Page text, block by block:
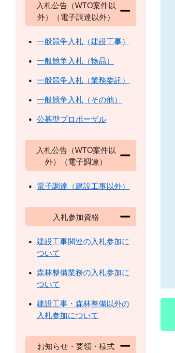
入札公告（WTO案件以
外）（電子調達以外）
一般競争入札（建設工事）
一般競争入札（物品）
一般競争入札（業務委託）
一般競争入札（その他）
公募型プロポーザル
入札公告（WTO案件以
外）（電子調達）
電子調達（建設工事以外）
入札参加資格
建設工事関連の入札参加に
ついて
森林整備業務の入札参加に
ついて
建設工事・森林整備以外の
入札参加について
お知らせ・要領・様式